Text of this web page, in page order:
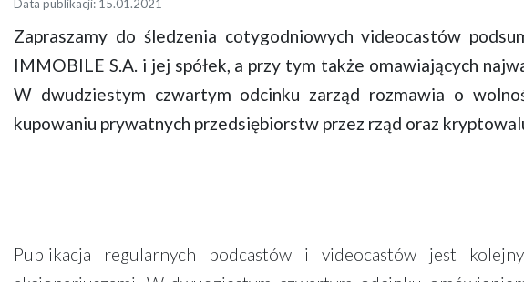
Data publikacji: 15.01.2021
Zapraszamy do śledzenia cotygodniowych videocastów
IMMOBILE S.A. i jej spółek, a przy tym także omawiających
W dwudziestym czwartym odcinku zarząd rozmawia o
kupowaniu prywatnych przedsiębiorstw przez rząd oraz
Publikacja regularnych podcastów i videocastów jest